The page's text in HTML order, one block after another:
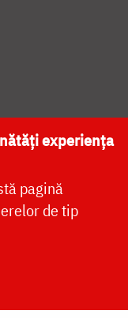
NAȚIONALĂ
MEDIA
experiența
pagină
de tip